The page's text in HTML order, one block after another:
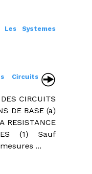
Les Systemes
Circuits
CIRCUITS
DE BASE (a)
RESISTANCE
(1) Sauf
...